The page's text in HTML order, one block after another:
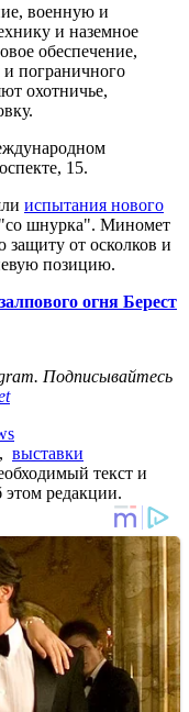
военную и
и наземное
обеспечение,
и пограничного
охотничье,
15.
испытания нового
шнурка". Миномет
защиту от осколков и
позицию.
огня Берест
Подписывайтесь
, выставки
текст и
редакции.